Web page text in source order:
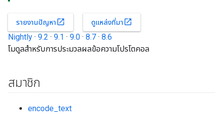
รายงานปัญหาopen_in_new ดูแหล่งที่มาopen_in_new
Nightly · 9.2 · 9.1 · 9.0 · 8.7 · 8.6
โมดูลสำหรับการประมวลผลข้อความโปรโตคอล
สมาชิก
encode_text